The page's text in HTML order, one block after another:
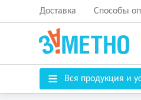
Доставка Способы
Вся продукция и